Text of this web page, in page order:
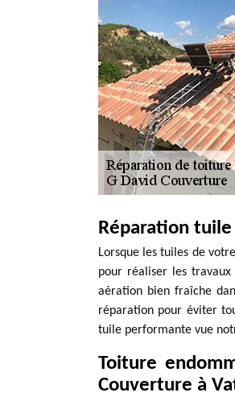
Réparation
Lorsque les tuiles de
pour réaliser les
aération bien fraîche
réparation pour éviter
tuile performante vue
Toiture
Couverture à